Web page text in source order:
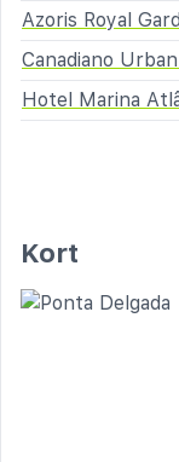
Hotel Marina
Kort